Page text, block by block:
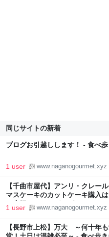
同じサイトの新着
ブログお引越しします！ - 食べ
1 user www.naganogourmet.xyz
【千曲市屋代】アンリ・クレ
マスケーキのカットケーキ購入
き夫婦たちのながのグルメ
1 user www.naganogourmet.xyz
【長野市上松】万大 ～何十年